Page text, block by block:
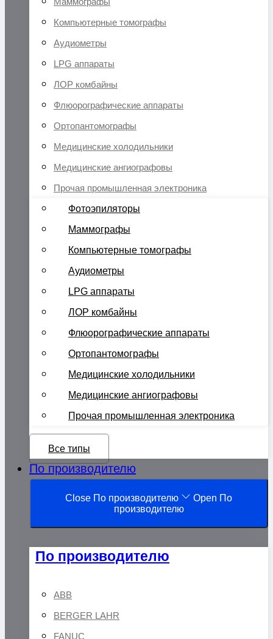
Компьютерные томографы
Аудиометры
LPG аппараты
ЛОР комбайны
Флюорографические аппараты
Ортопантомографы
Медицинские холодильники
Медицинские ангиографовы
Прочая промышленная электроника
Фотоэпиляторы
Маммографы
Компьютерные томографы
Аудиометры
LPG аппараты
ЛОР комбайны
Флюорографические аппараты
Ортопантомографы
Медицинские холодильники
Медицинские ангиографовы
Прочая промышленная электроника
Все типы
По производителю
Close По производителю
Open По
производителю
По производителю
ABB
BERGER LAHR
FANUC